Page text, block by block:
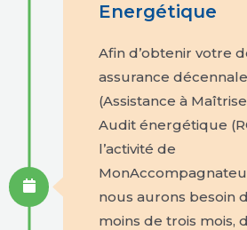
Energétique
Afin d’obtenir votre
assurance
(Assistance à
Audit énergétique
l’activité de
nous aurons besoin
moins de trois mois,